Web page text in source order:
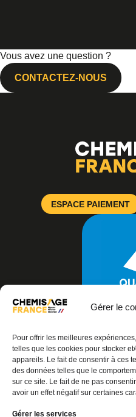
Gérer le
Pour offrir les meilleures
telles que les cookies pour stocker
appareils. Le fait de consentir à ces
des données telles que le
sur ce site. Le fait de ne pas
avoir un effet négatif sur certaines
Gérer les services
Vous avez une question ?
CONTACTEZ-NOUS
ESPACE PAIEMENT
© 2026 – TOUS